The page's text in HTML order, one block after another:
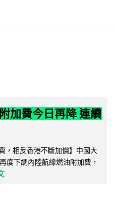
加費今日再降 連續
，相反香港不斷加價】中國大
度下調內陸航線燃油附加費，